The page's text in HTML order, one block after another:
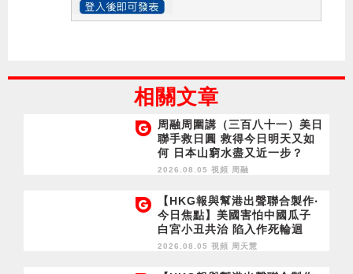
相關文章
周融周圍講（三百八十一）美日
聯手救日圓 救得今日明天又如
何 日本山窮水盡又近一步？
2026.08.05 視頻 周融
【HKG報與幫港出聲聯合製作‧
今日焦點】美國害怕中國瓜子
白宮小丑共治 陷入作死輪迴
2026.08.05 視頻 周天慧